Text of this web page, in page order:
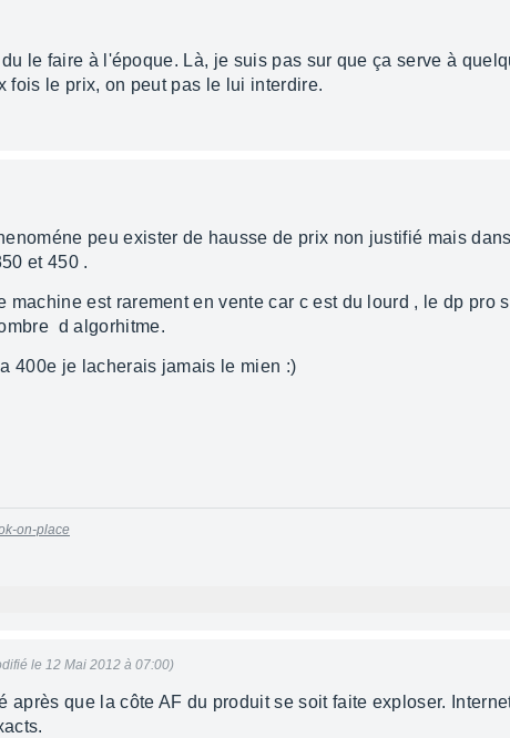
le faire à l'époque. Là, je suis pas sur que ça serve à
fois le prix, on peut pas le lui interdire.
peu exister de hausse de prix non justifié mais
et 450 .
machine est rarement en vente car c est du lourd , le dp pro
d algorhitme.
400e je lacherais jamais le mien :)
on-place
le 12 Mai 2012 à 07:00)
après que la côte AF du produit se soit faite exploser.